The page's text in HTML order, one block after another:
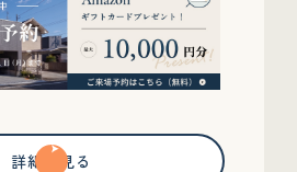
詳細を見る